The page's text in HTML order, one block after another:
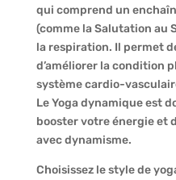
qui comprend un
(comme la Salutation au
la respiration. Il permet
d’améliorer la condition
système cardio-
Le Yoga dynamique est
booster votre énergie et
avec dynamisme.
Choisissez le style de